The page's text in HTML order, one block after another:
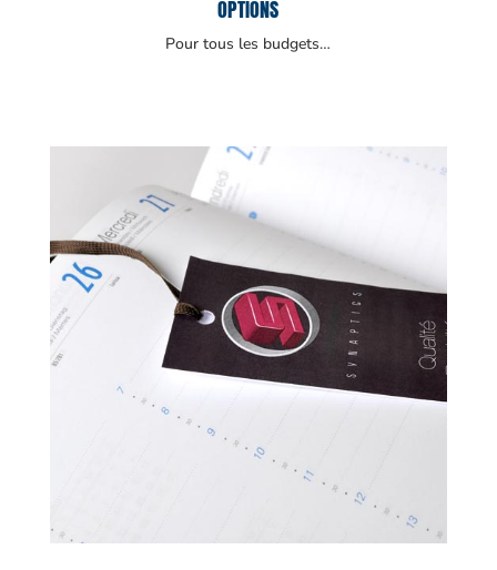
OPTIONS
Pour tous les budgets…